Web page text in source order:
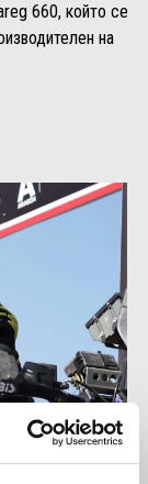
660, който се
на